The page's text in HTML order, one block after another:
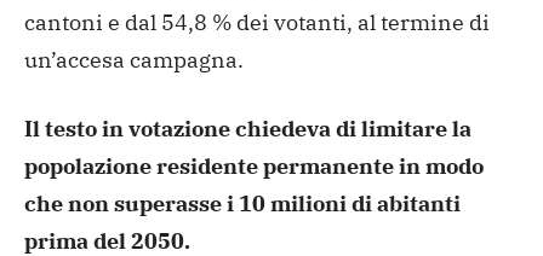
cantoni e dal 54,8 % dei votanti, al termine di
un’accesa campagna.
Il testo in votazione chiedeva di limitare la
popolazione residente permanente in modo
che non superasse i 10 milioni di abitanti
prima del 2050.